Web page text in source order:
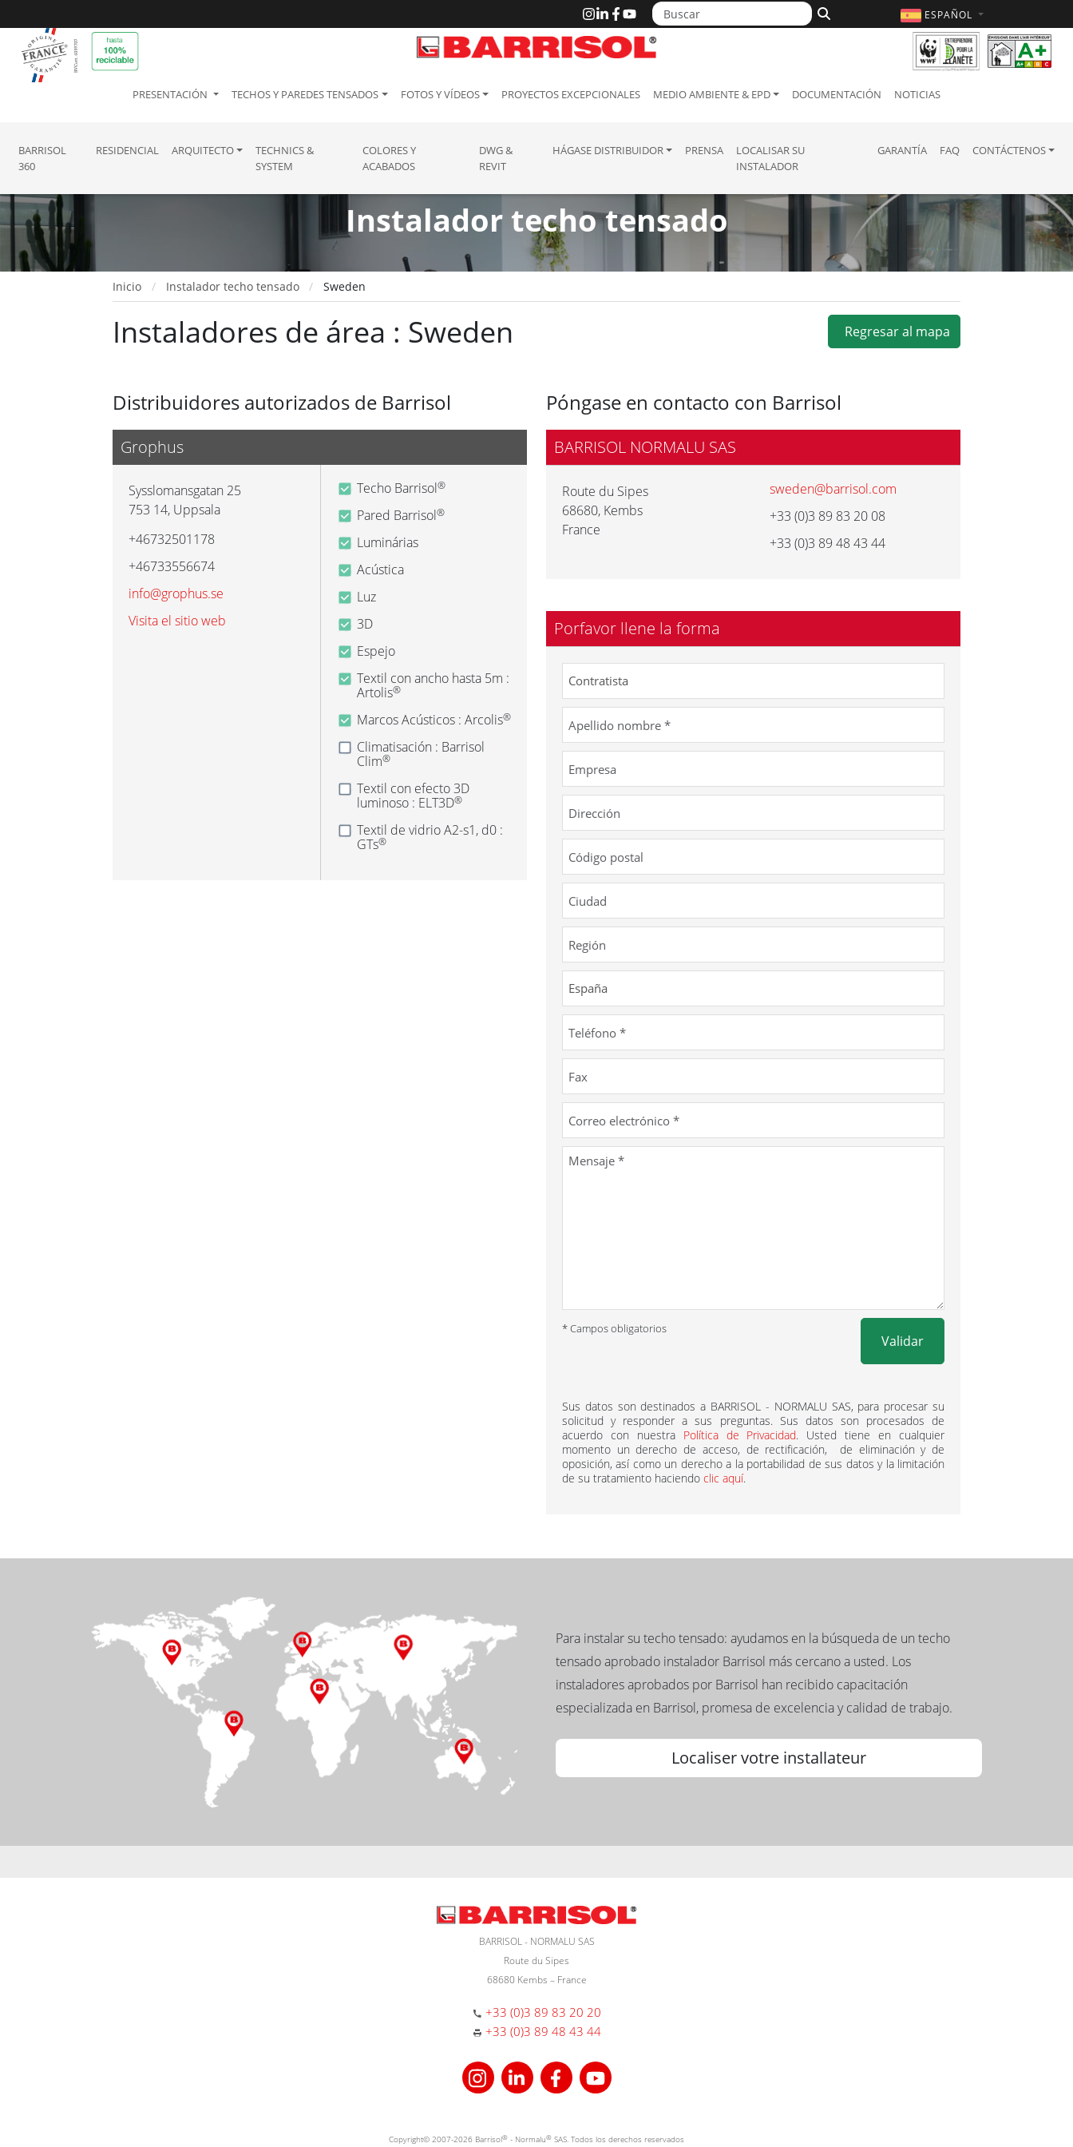
ESPAÑOL
PRESENTACIÓN TECHOS Y PAREDES TENSADOS FOTOS Y VÍDEOS PROYECTOS EXCEPCIONALES MEDIO AMBIENTE & EPD DOCUMENTACIÓN NOTICIAS
BARRISOL
360
RESIDENCIAL ARQUITECTO
TECHNICS &
SYSTEM
COLORES Y
ACABADOS
DWG &
REVIT
HÁGASE DISTRIBUIDOR PRENSA
LOCALISAR SU
INSTALADOR
GARANTÍA FAQ CONTÁCTENOS
Instalador techo tensado
Inicio Instalador techo tensado Sweden
Regresar al mapa
Instaladores de área : Sweden
Distribuidores autorizados de Barrisol
Grophus
Sysslomansgatan 25
753 14, Uppsala
+46732501178
+46733556674
info@grophus.se
Visita el sitio web
Techo Barrisol®
Pared Barrisol®
Luminárias
Acústica
Luz
3D
Espejo
Textil con ancho hasta 5m :
Artolis®
Marcos Acústicos : Arcolis®
Climatisación : Barrisol
Clim®
Textil con efecto 3D
luminoso : ELT3D®
Textil de vidrio A2-s1, d0 :
GTs®
Póngase en contacto con Barrisol
BARRISOL NORMALU SAS
Route du Sipes
68680, Kembs
France
sweden@barrisol.com
+33 (0)3 89 83 20 08
+33 (0)3 89 48 43 44
Porfavor llene la forma
* Campos obligatorios
Validar
Sus datos son destinados a BARRISOL - NORMALU SAS, para procesar su
solicitud y responder a sus preguntas. Sus datos son procesados ​​de
acuerdo con nuestra Política de Privacidad. Usted tiene en cualquier
momento un derecho de acceso, de rectificación, de eliminación y de
oposición, así como un derecho a la portabilidad de sus datos y la limitación
de su tratamiento haciendo clic aquí.
Para instalar su techo tensado: ayudamos en la búsqueda de un techo
tensado aprobado instalador Barrisol más cercano a usted. Los
instaladores aprobados por Barrisol han recibido capacitación
especializada en Barrisol, promesa de excelencia y calidad de trabajo.
Localiser votre installateur
BARRISOL - NORMALU SAS
Route du Sipes
68680 Kembs – France
+33 (0)3 89 83 20 20
+33 (0)3 89 48 43 44
Copyright© 2007-2026 Barrisol® - Normalu® SAS. Todos los derechos reservados